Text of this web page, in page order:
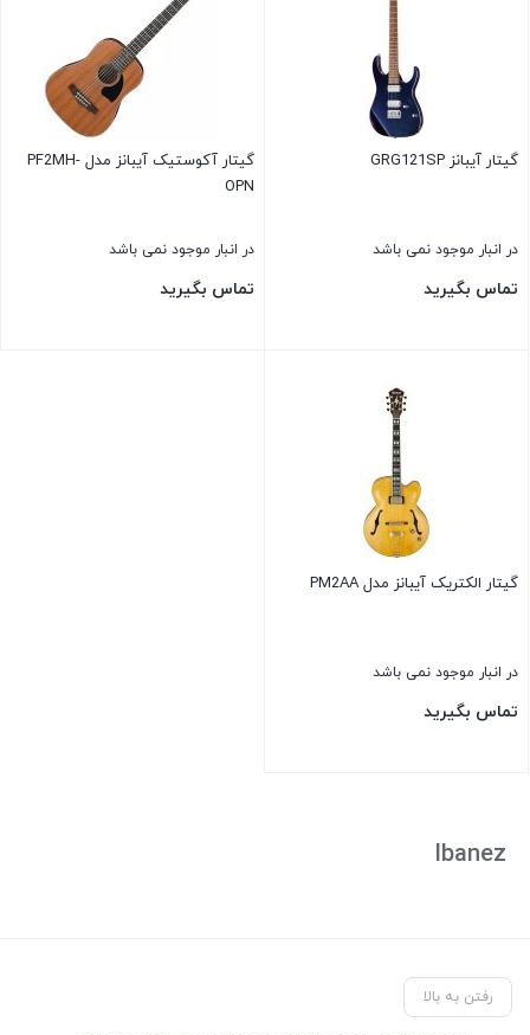
گیتار آیبانز GRG121SP
در انبار موجود نمی باشد
تماس بگیرید
گیتار آکوستیک آیبانز مدل PF2MH-
OPN
در انبار موجود نمی باشد
تماس بگیرید
گیتار الکتریک آیبانز مدل PM2AA
در انبار موجود نمی باشد
تماس بگیرید
Ibanez
رفتن به بالا